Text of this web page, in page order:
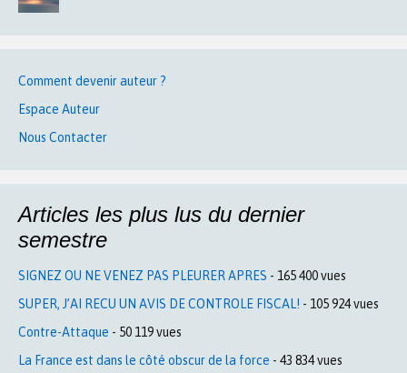
Comment devenir auteur ?
Espace Auteur
Nous Contacter
Articles les plus lus du dernier
semestre
SIGNEZ OU NE VENEZ PAS PLEURER APRES - 165 400 vues
SUPER, J’AI RECU UN AVIS DE CONTROLE FISCAL! - 105 924 vues
Contre-Attaque - 50 119 vues
La France est dans le côté obscur de la force - 43 834 vues